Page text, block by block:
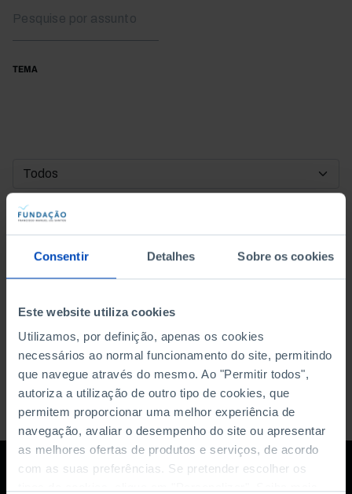
Consentir Detalhes Sobre os cookies
Este website utiliza cookies
Utilizamos, por definição, apenas os cookies
necessários ao normal funcionamento do site, permitindo
que navegue através do mesmo. Ao "Permitir todos",
autoriza a utilização de outro tipo de cookies, que
permitem proporcionar uma melhor experiência de
navegação, avaliar o desempenho do site ou apresentar
as melhores ofertas de produtos e serviços, de acordo
com as suas preferências. Se pretender escolher os
TEMA
DATA DE INÍCIO
DATA DE FIM